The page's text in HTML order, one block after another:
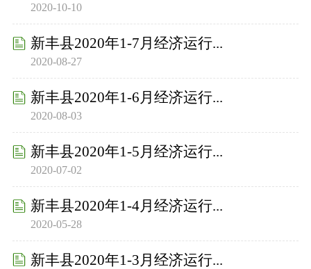
2020-10-10
新丰县2020年1-7月经济运行...
2020-08-27
新丰县2020年1-6月经济运行...
2020-08-03
新丰县2020年1-5月经济运行...
2020-07-02
新丰县2020年1-4月经济运行...
2020-05-28
新丰县2020年1-3月经济运行...